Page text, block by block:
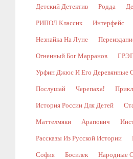
Детский Детектив Родда
РИПОЛ Классик Интерфейс
Незнайка На Луне
Огненный Бог Марранов
Урфин Джюс И Его Деревянные
Послушай Черепаха!
История России Для Детей
Маттелмяки Арапович
Рассказы Из Русской Истории
София Босилек Народные